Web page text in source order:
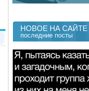
НОВОЕ НА САЙТЕ
последние посты